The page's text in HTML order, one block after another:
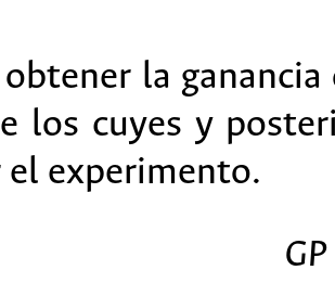
la ganancia
los cuyes y
experimento.